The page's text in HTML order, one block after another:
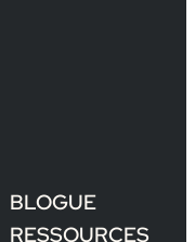
BLOGUE
RESSOURCES